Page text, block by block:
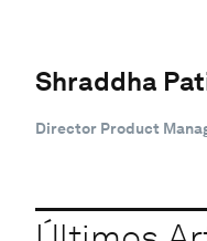
Shraddha
Director Product